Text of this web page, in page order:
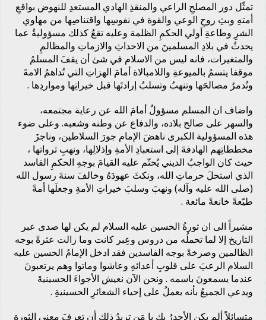
تمثّل دور المصلحِ الراعي والمنقذِ الهادي المستعدِ للنهوض بواقعِ
أمتهِ وبثِ روحِ الوعي والقوة في نفوسِها واقتناصِها من مهاوي
الشرِ وطاعةِ أولي الحكمِ الظلمة وعليه تقعُ كذلك مسؤوليةُ عما
يحدثُ في بلادِ المسلمينَ من الاحداثِ والازماتِ والمظالمِ
والمتغيرات، فانه ليس من الاسلام في شئ أن يقفَ المسلمُ
موقفا يتسمُ بالميوعةِ واللامبالاة أمامَ الهزاتِ التي تُداهمُ الامةَ
وتُدمرُ مصالحَها وتنهبُ وتسلبُ إرادتَها قبل خيراتِها ومواردِها .
واضاف ان المسلم مسؤولٌ أمامَ الله عن رعاية مجتمعه،
والسهر على صالح بلاده، والدفاع عن وطنه وشعبه. وعلى ضوء
هذه المسؤولية الكبرى ناهضَ الإمام جورَ السلاطين، وناجزَ
مخططاتِهم الهادفةَ إلى استعبادِ الأمةِ وإذلالِها، ونهبِ ثرواتها ،
حيث كان الواجبُ الديني يُحتّم عليه القيامَ بوجهِ الحكمِ الفاسد
الذي استحلَ حرماتِ الله، ونكثَ عهودَهُ وخالفَ سنةَ رسول الله
(صلى الله عليه وآله) ونهبَ وسلبَ خيراتِ الأمةِ وجعلَها أمةً
طيّعةً خانعةً مائعة .
مشيراً الى ان ثورةُ الحسين عليه السلام لم يكن لها صدى عبر
التاريخ إلا لما تحملُه من دروس وعِبر كانت وما زالت عثرةً بوجه
الظالمين وصرخةً بوجه الفاسدين فقد ادخل الإمامُ الحسين عليه
السلام الرعبَ على قلوبِ أعدائهِ وعاشوا وماتوا وهم يرتعبونَ
عندما يسمعونَ باسمه . ونحن الآن نعيش الأجواءَ الحسينيةَ
ويدعي الجميعُ بأنه يعملُ على إحياء الشعائرِ الحسينيةِ .
متسائلاً ألم يكن الأجدرُ بك يا مَن تريدُ ذلك أن تعرفَ معنى الثورة